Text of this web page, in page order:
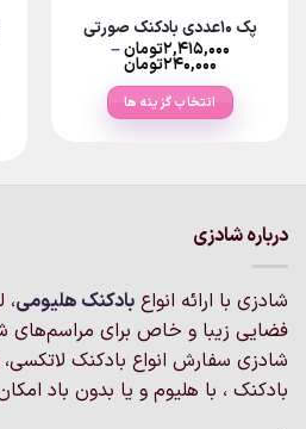
پک ۱۰عددی بادکنک صورتی
۲,۴۱۵,۰۰۰تومان–
۲۴۰,۰۰۰تومانPrice
through
۲,۴۱۵,۰۰۰تومان
انتخاب گزینه ها
گزینه
ها
ممکن
است
در
درباره شادزی
شادزی با ارائه انواع بادکنک‌ هلیومی،
فضایی زیبا و خاص برای مراسم‌های
شادزی سفارش انواع بادکنک
بادکنک ، با هلیوم و یا بدون باد